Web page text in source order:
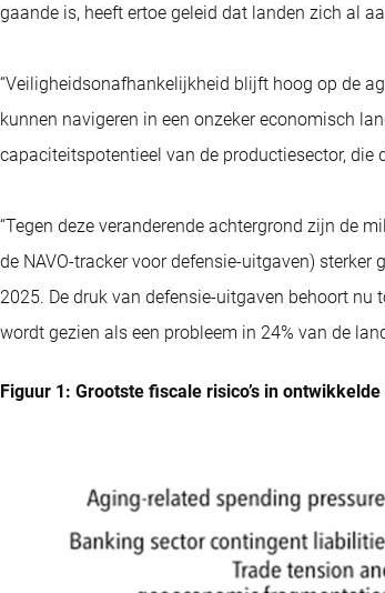
gaande is, heeft ertoe geleid dat landen zich al
“Veiligheidsonafhankelijkheid blijft hoog op de
kunnen navigeren in een onzeker economisch
capaciteitspotentieel van de productiesector, die
“Tegen deze veranderende achtergrond zijn de
de NAVO-tracker voor defensie-uitgaven) sterker
2025. De druk van defensie-uitgaven behoort nu
wordt gezien als een probleem in 24% van de
Figuur 1: Grootste fiscale risico’s in